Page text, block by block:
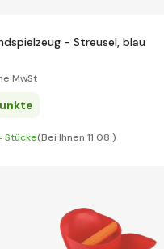
- Streusel, blau
MwSt
Stücke(Bei Ihnen 11.08.)